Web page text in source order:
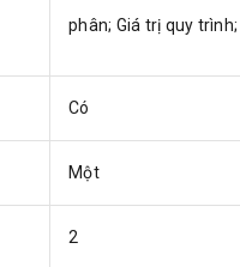
phân; Giá trị quy
Có
Một
2